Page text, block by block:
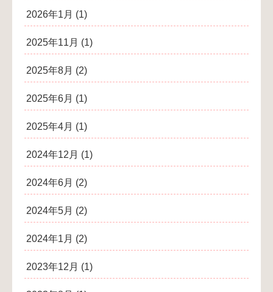
2026年1月 (1)
2025年11月 (1)
2025年8月 (2)
2025年6月 (1)
2025年4月 (1)
2024年12月 (1)
2024年6月 (2)
2024年5月 (2)
2024年1月 (2)
2023年12月 (1)